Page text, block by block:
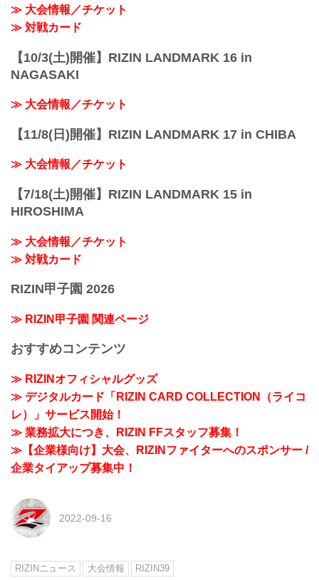
福岡...
≫ 大会情報／チケット
≫ 対戦カード
【10/3(土)開催】RIZIN LANDMARK 16 in
NAGASAKI
≫ 大会情報／チケット
【11/8(日)開催】RIZIN LANDMARK 17 in CHIBA
≫ 大会情報／チケット
【7/18(土)開催】RIZIN LANDMARK 15 in
HIROSHIMA
≫ 大会情報／チケット
≫ 対戦カード
RIZIN甲子園 2026
≫ RIZIN甲子園 関連ページ
おすすめコンテンツ
≫ RIZINオフィシャルグッズ
≫ デジタルカード「RIZIN CARD COLLECTION（ライコ
レ）」サービス開始！
≫ 業務拡大につき、RIZIN FFスタッフ募集！
≫【企業様向け】大会、RIZINファイターへのスポンサー /
企業タイアップ募集中！
2022-09-16
RIZINニュース 大会情報 RIZIN39